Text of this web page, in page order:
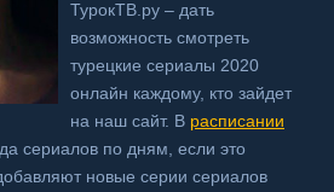
ТурокТВ.ру – дать
возможность смотреть
турецкие сериалы 2020
онлайн каждому, кто зайдет
на наш сайт. В расписании
сериалов по дням, если это
новые серии сериалов